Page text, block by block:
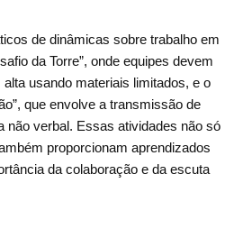
de dinâmicas sobre trabalho em
da Torre”, onde equipes devem
usando materiais limitados, e o
que envolve a transmissão de
não verbal. Essas atividades não só
proporcionam aprendizados
da colaboração e da escuta